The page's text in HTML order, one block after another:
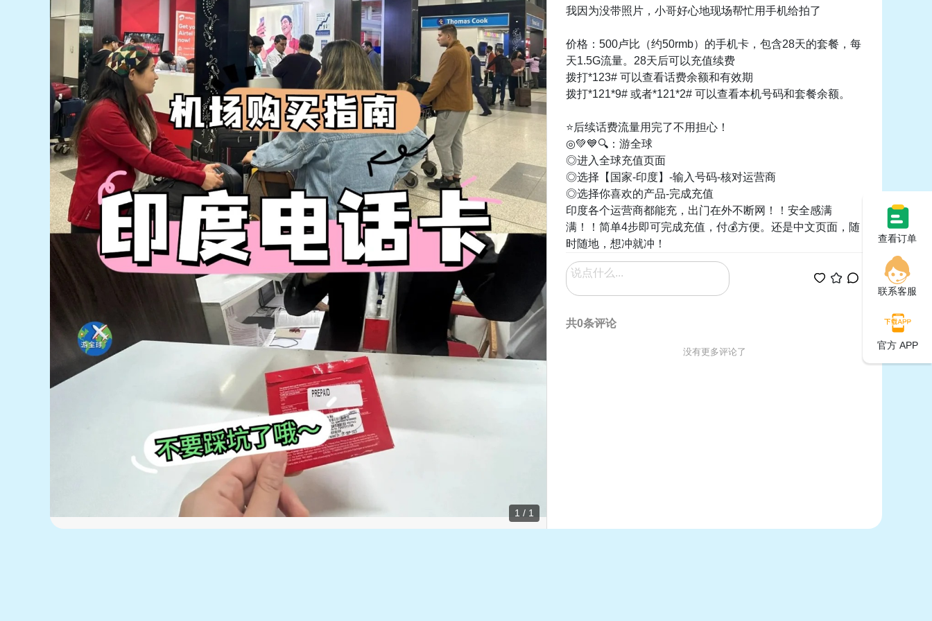
1 / 1
我因为没带照片，小哥好心地现场帮忙用手机给拍了
价格：500卢比（约50rmb）的手机卡，包含28天的套餐，每
天1.5G流量。28天后可以充值续费
拨打*123# 可以查看话费余额和有效期
拨打*121*9# 或者*121*2# 可以查看本机号码和套餐余额。
⭐️后续话费流量用完了不用担心！
◎💚💙🔍：游全球
◎进入全球充值页面
◎选择【国家-印度】-输入号码-核对运营商
◎选择你喜欢的产品-完成充值
印度各个运营商都能充，出门在外不断网！！安全感满
满！！简单4步即可完成充值，付💰方便。还是中文页面，随
时随地，想冲就冲！
共0条评论
没有更多评论了
查看订单
联系客服
官方 APP